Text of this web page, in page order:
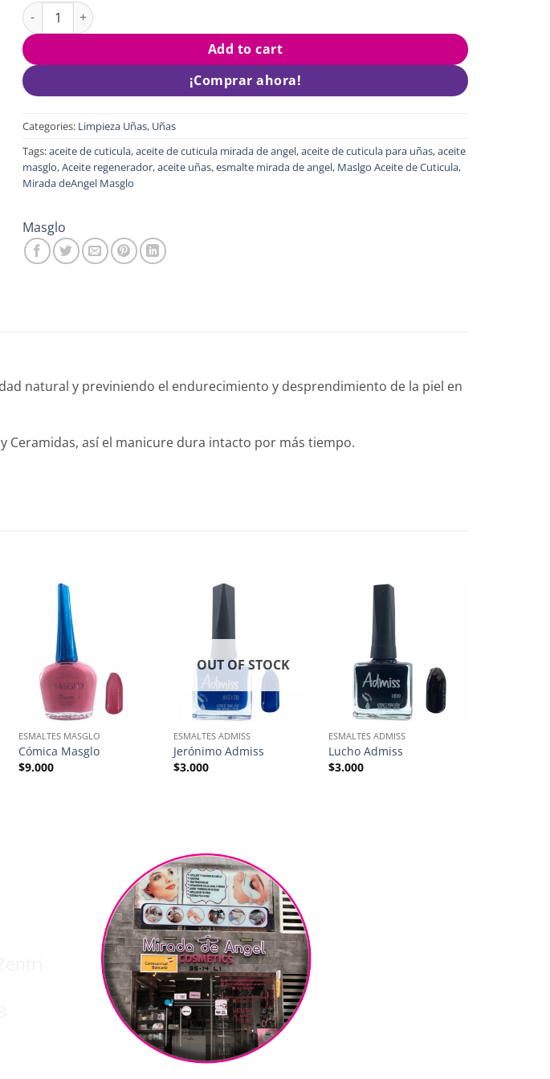
Aceite Regenerador de Cutícula Masglo quantity
Add to cart
¡Comprar ahora!
Categories: Limpieza Uñas, Uñas
Tags:aceite de cuticula,aceite de cuticula mirada de angel,aceite de cuticula para uñas,aceite
masglo,Aceite regenerador,aceite uñas,esmalte mirada de angel, Maslgo Aceite de Cuticula,
Mirada deAngel Masglo
Masglo
natural y previniendo el endurecimiento y desprendimiento de la piel en
así el manicure dura intacto por más tiempo.
ESMALTES MASGLO
Cómica Masglo
$9.000
OUT OF STOCK
ESMALTES ADMISS
Jerónimo Admiss
$3.000
ESMALTES ADMISS
Lucho Admiss
$3.000